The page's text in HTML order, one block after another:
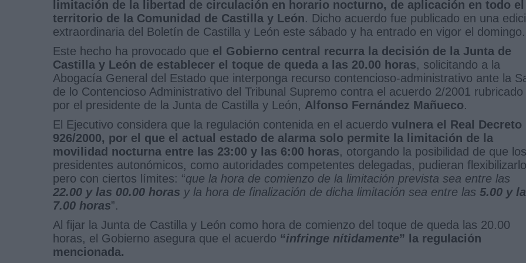
limitación de la libertad de circulación en horario nocturno, de aplicación en todo el
territorio de la Comunidad de Castilla y León. Dicho acuerdo fue publicado en una
extraordinaria del Boletín de Castilla y León este sábado y ha entrado en vigor el domingo.
Este hecho ha provocado que el Gobierno central recurra la decisión de la Junta de
Castilla y León de establecer el toque de queda a las 20.00 horas, solicitando a la
Abogacía General del Estado que interponga recurso contencioso-administrativo ante la
de lo Contencioso Administrativo del Tribunal Supremo contra el acuerdo 2/2001 rubricado
por el presidente de la Junta de Castilla y León, Alfonso Fernández Mañueco.
El Ejecutivo considera que la regulación contenida en el acuerdo vulnera el Real Decreto
926/2000, por el que el actual estado de alarma solo permite la limitación de la
movilidad nocturna entre las 23:00 y las 6:00 horas, otorgando la posibilidad de que los
presidentes autonómicos, como autoridades competentes delegadas, pudieran flexibilizarlo
pero con ciertos límites: “que la hora de comienzo de la limitación prevista sea entre las
22.00 y las 00.00 horas y la hora de finalización de dicha limitación sea entre las 5.00 y
7.00 horas”.
Al fijar la Junta de Castilla y León como hora de comienzo del toque de queda las 20.00
horas, el Gobierno asegura que el acuerdo “infringe nítidamente” la regulación
mencionada.